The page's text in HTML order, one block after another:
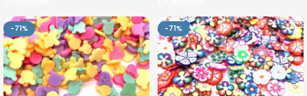
-71% -71%